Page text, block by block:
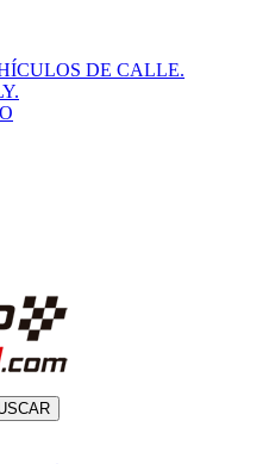
DE CALLE.